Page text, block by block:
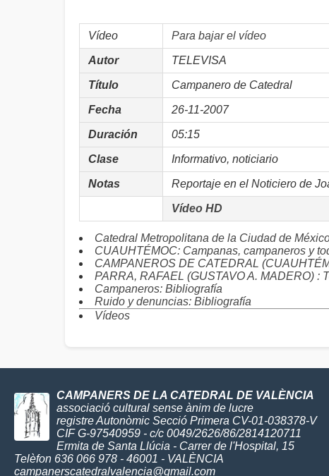
Vídeo Para bajar el vídeo
Autor TELEVISA
Título Campanero de Catedral
Fecha 26-11-2007
Duración 05:15
Clase Informativo, noticiario
Notas Reportaje en el Noticiero de
Vídeo HD
Catedral Metropolitana de la Ciudad de
CUAUHTÉMOC: Campanas, campaneros y
CAMPANEROS DE CATEDRAL
PARRA, RAFAEL (GUSTAVO A. MADERO) :
Campaneros: Bibliografía
Ruido y denuncias: Bibliografía
Vídeos
CAMPANERS DE LA CATEDRAL DE VALÈNCIA
associació cultural sense ànim de lucre
registre Autonòmic Secció Primera CV-01-038378-V
CIF G-97540959 - c/c 0049/2626/86/2814120711
Ermita de Santa Llúcia - Carrer de l'Hospital, 15
Telèfon 636 066 978 - 46001 - VALÈNCIA
campanerscatedralvalencia@gmail.com